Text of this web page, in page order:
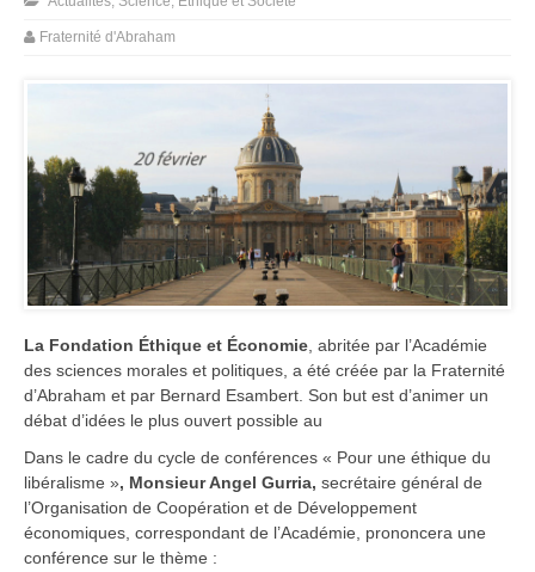
Fraternité d'Abraham
La Fondation Éthique et Économie , abritée par l’Académie
des sciences morales et politiques, a été créée par la Fraternité
d’Abraham et par Bernard Esambert. Son but est d’animer un
débat d’idées le plus ouvert possible au
Dans le cadre du cycle de conférences « Pour une éthique du
libéralisme », Monsieur Angel Gurria, secrétaire général de
l’Organisation de Coopération et de Développement
économiques, correspondant de l’Académie, prononcera une
conférence sur le thème :